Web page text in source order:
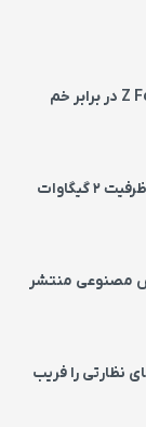
مقاومت شگفت‌انگیز گلکسی Z Fold 8 در برابر خم
چین بزرگ‌ترین مرکز داده جهان را با ظرفیت ۲ گیگاوات
مصنوعی منتشر
نظارتی را فریب